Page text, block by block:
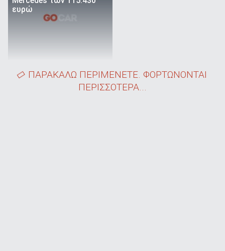
ευρώ
ΠΑΡΑΚΑΛΩ ΠΕΡΙΜΕΝΕΤΕ. ΦΟΡΤΩΝΟΝΤΑΙ
ΠΕΡΙΣΣΟΤΕΡΑ...